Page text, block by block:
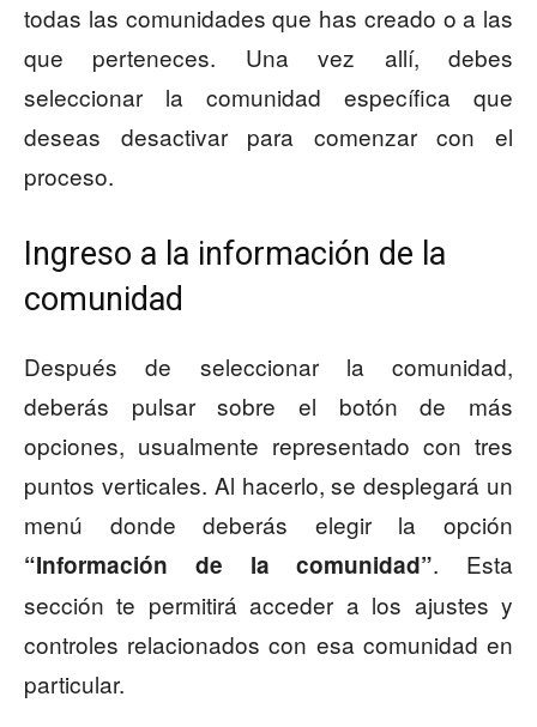
todas las comunidades que has creado o a las
que perteneces. Una vez allí, debes
seleccionar la comunidad específica que
deseas desactivar para comenzar con el
proceso.
Ingreso a la información de la
comunidad
Después de seleccionar la comunidad,
deberás pulsar sobre el botón de más
opciones, usualmente representado con tres
puntos verticales. Al hacerlo, se desplegará un
menú donde deberás elegir la opción
“Información de la comunidad”. Esta
sección te permitirá acceder a los ajustes y
controles relacionados con esa comunidad en
particular.